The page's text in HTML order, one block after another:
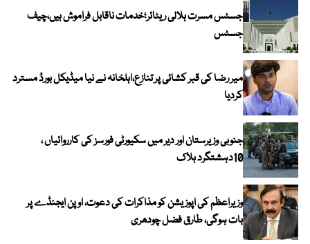
جسٹس مسرت ہلالی ریٹائر؛خدمات ناقابل فراموش ہیں،چیف
جسٹس
میر رضا کی قبر کشائی پر تنازع،اہلخانہ نے نیا میڈیکل بورڈ مسترد
کردیا
جنوبی وزیرستان اور دیر میں سکیورٹی فورسز کی کارروائیاں ،
10دہشتگرد ہلاک
وزیراعظم کی اپوزیشن کو مذاکرات کی دعوت، اوپن ایجنڈے پر
بات ہوگی، طارق فضل چودھری